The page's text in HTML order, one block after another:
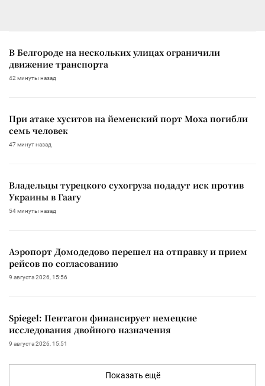
В Белгороде на нескольких улицах ограничили
движение транспорта
42 минуты назад
При атаке хуситов на йеменский порт Моха погибли
семь человек
47 минут назад
Владельцы турецкого сухогруза подадут иск против
Украины в Гаагу
54 минуты назад
Аэропорт Домодедово перешел на отправку и прием
рейсов по согласованию
9 августа 2026, 15:56
Spiegel: Пентагон финансирует немецкие
исследования двойного назначения
9 августа 2026, 15:51
Показать ещё